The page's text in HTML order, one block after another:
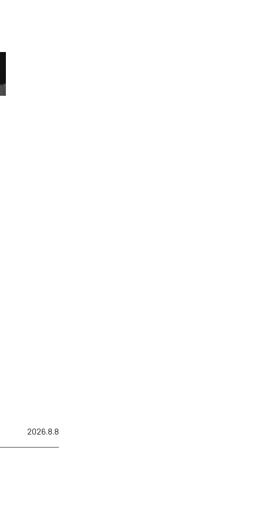
2026.8.8